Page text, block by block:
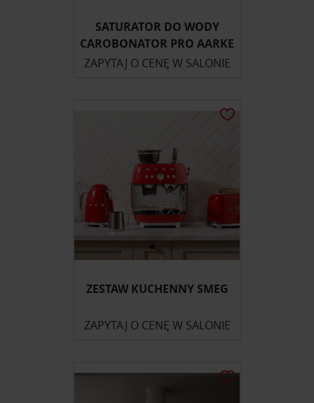
SATURATOR DO WODY
CAROBONATOR PRO AARKE
ZAPYTAJ O CENĘ W SALONIE
ZESTAW KUCHENNY SMEG
ZAPYTAJ O CENĘ W SALONIE